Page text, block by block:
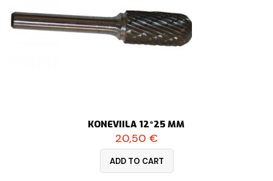
KONEVIILA 12*25 MM
20,50 €
ADD TO CART